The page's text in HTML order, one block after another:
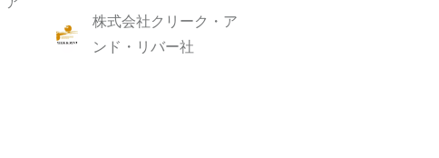
株式会社クリーク・ア
ンド・リバー社